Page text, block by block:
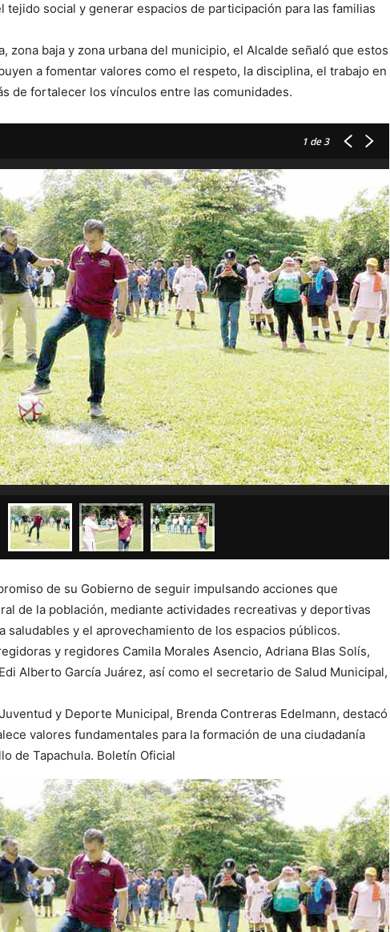
tejido social y generar espacios de participación para las familias
zona baja y zona urbana del municipio, el Alcalde señaló que estos
a fomentar valores como el respeto, la disciplina, el trabajo en
de fortalecer los vínculos entre las comunidades.
1 de 3
de su Gobierno de seguir impulsando acciones que
de la población, mediante actividades recreativas y deportivas
saludables y el aprovechamiento de los espacios públicos.
y regidores Camila Morales Asencio, Adriana Blas Solís,
Alberto García Juárez, así como el secretario de Salud Municipal,
y Deporte Municipal, Brenda Contreras Edelmann, destacó
valores fundamentales para la formación de una ciudadanía
de Tapachula. Boletín Oficial